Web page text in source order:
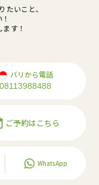
たいこと､
す！
バリから電話
08113988488
ご予約はこちら
WhatsApp